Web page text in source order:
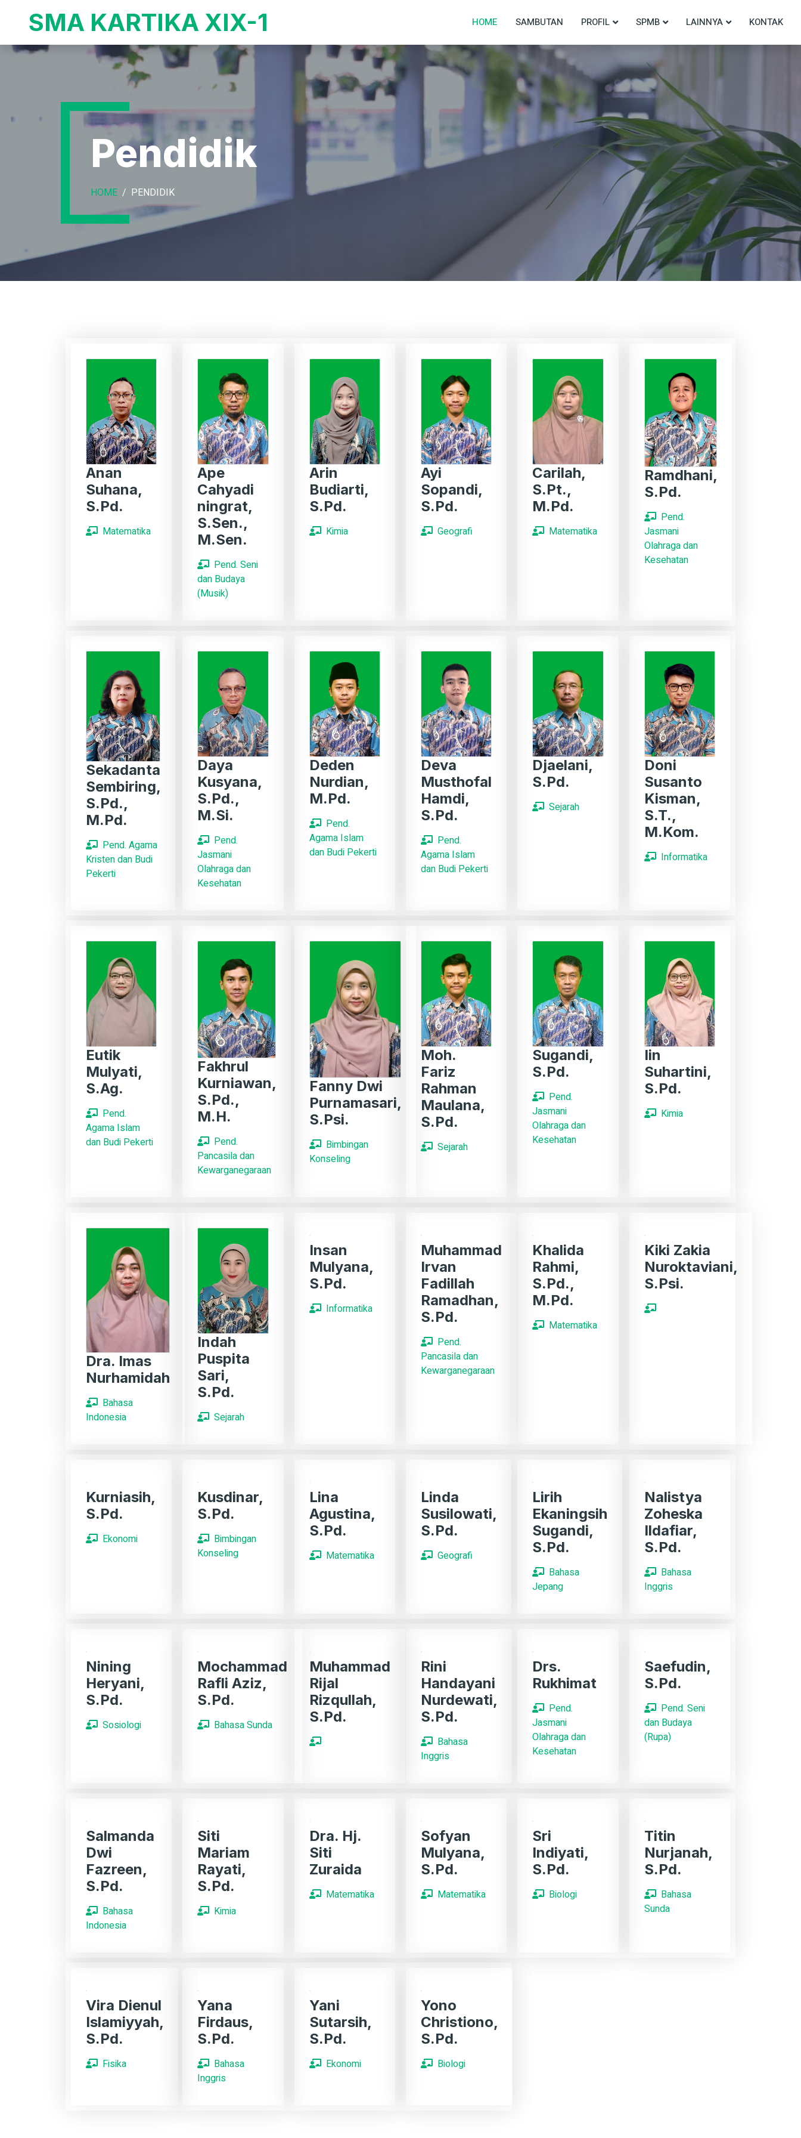
SMA KARTIKA XIX-1 HOME SAMBUTAN PROFIL SPMB LAINNYA KONTAK
Pendidik
HOME PENDIDIK
Anan
Suhana,
S.Pd.
Matematika
Ape
Cahyadi
ningrat,
S.Sen.,
M.Sen.
Pend. Seni
dan Budaya
(Musik)
Arin
Budiarti,
S.Pd.
Kimia
Ayi
Sopandi,
S.Pd.
Geografi
Carilah,
S.Pt.,
M.Pd.
Matematika
Ramdhani,
S.Pd.
Pend.
Jasmani
Olahraga dan
Kesehatan
Sekadanta
Sembiring,
S.Pd.,
M.Pd.
Pend. Agama
Kristen dan Budi
Pekerti
Daya
Kusyana,
S.Pd.,
M.Si.
Pend.
Jasmani
Olahraga dan
Kesehatan
Deden
Nurdian,
M.Pd.
Pend.
Agama Islam
dan Budi Pekerti
Deva
Musthofal
Hamdi,
S.Pd.
Pend.
Agama Islam
dan Budi Pekerti
Djaelani,
S.Pd.
Sejarah
Doni
Susanto
Kisman,
S.T.,
M.Kom.
Informatika
Eutik
Mulyati,
S.Ag.
Pend.
Agama Islam
dan Budi Pekerti
Fakhrul
Kurniawan,
S.Pd.,
M.H.
Pend.
Pancasila dan
Kewarganegaraan
Fanny Dwi
Purnamasari,
S.Psi.
Bimbingan
Konseling
Moh.
Fariz
Rahman
Maulana,
S.Pd.
Sejarah
Sugandi,
S.Pd.
Pend.
Jasmani
Olahraga dan
Kesehatan
Iin
Suhartini,
S.Pd.
Kimia
Dra. Imas
Nurhamidah
Bahasa
Indonesia
Indah
Puspita
Sari,
S.Pd.
Sejarah
Insan
Mulyana,
S.Pd.
Informatika
Muhammad
Irvan
Fadillah
Ramadhan,
S.Pd.
Pend.
Pancasila dan
Kewarganegaraan
Khalida
Rahmi,
S.Pd.,
M.Pd.
Matematika
Kiki Zakia
Nuroktaviani,
S.Psi.
Kurniasih,
S.Pd.
Ekonomi
Kusdinar,
S.Pd.
Bimbingan
Konseling
Lina
Agustina,
S.Pd.
Matematika
Linda
Susilowati,
S.Pd.
Geografi
Lirih
Ekaningsih
Sugandi,
S.Pd.
Bahasa
Jepang
Nalistya
Zoheska
Ildafiar,
S.Pd.
Bahasa
Inggris
Nining
Heryani,
S.Pd.
Sosiologi
Mochammad
Rafli Aziz,
S.Pd.
Bahasa Sunda
Muhammad
Rijal
Rizqullah,
S.Pd.
Rini
Handayani
Nurdewati,
S.Pd.
Bahasa
Inggris
Drs.
Rukhimat
Pend.
Jasmani
Olahraga dan
Kesehatan
Saefudin,
S.Pd.
Pend. Seni
dan Budaya
(Rupa)
Salmanda
Dwi
Fazreen,
S.Pd.
Bahasa
Indonesia
Siti
Mariam
Rayati,
S.Pd.
Kimia
Dra. Hj.
Siti
Zuraida
Matematika
Sofyan
Mulyana,
S.Pd.
Matematika
Sri
Indiyati,
S.Pd.
Biologi
Titin
Nurjanah,
S.Pd.
Bahasa
Sunda
Vira Dienul
Islamiyyah,
S.Pd.
Fisika
Yana
Firdaus,
S.Pd.
Bahasa
Inggris
Yani
Sutarsih,
S.Pd.
Ekonomi
Yono
Christiono,
S.Pd.
Biologi